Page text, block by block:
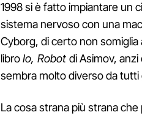
1998 si è fatto impiantare un
sistema nervoso con una
Cyborg, di certo non
libroIo, Robot di Asimov,
sembra molto diverso da tutti
La cosa strana più strana